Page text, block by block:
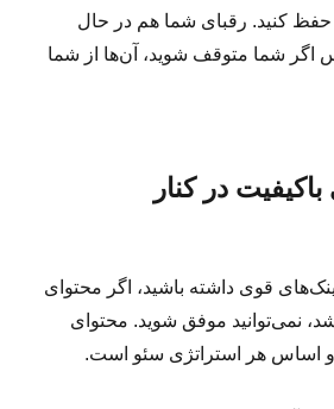
حفظ کنید. رقبای شما هم در حال
اگر شما متوقف شوید، آن‌ها از شما
در کنار
قوی داشته باشید، اگر محتوای
نمی‌توانید موفق شوید. محتوای
و اساس هر استراتژی سئو است.